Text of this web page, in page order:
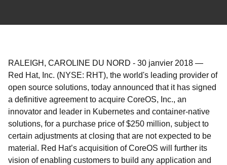
RALEIGH, CAROLINE DU NORD - 30 janvier 2018 —
Red Hat, Inc. (NYSE: RHT), the world's leading provider of
open source solutions, today announced that it has signed
a definitive agreement to acquire CoreOS, Inc., an
innovator and leader in Kubernetes and container-native
solutions, for a purchase price of $250 million, subject to
certain adjustments at closing that are not expected to be
material. Red Hat’s acquisition of CoreOS will further its
vision of enabling customers to build any application and